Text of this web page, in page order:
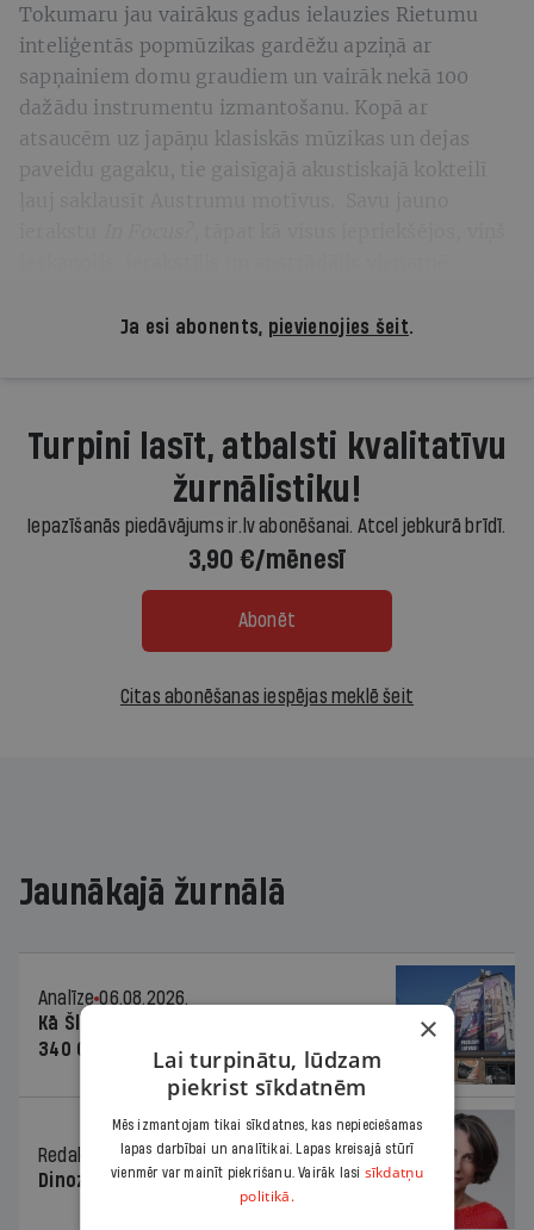
Tokumaru jau vairākus gadus ielauzies Rietumu
inteliģentās popmūzikas gardēžu apziņā ar
sapņainiem domu graudiem un vairāk nekā 100
dažādu instrumentu izmantošanu. Kopā ar
atsaucēm uz japāņu klasiskās mūzikas un dejas
paveidu gagaku, tie gaisīgajā akustiskajā kokteilī
Ja esi abonents, pievienojies šeit.
Turpini lasīt, atbalsti kvalitatīvu
žurnālistiku!
Iepazīšanās piedāvājums ir.lv abonēšanai. Atcel jebkurā brīdī.
3,90 €/mēnesī
Abonēt
Citas abonēšanas iespējas meklē šeit
Jaunākajā žurnālā
Analīze 06.08.2026.
Kā Šlesera partija palika nesodīta par
340 000 vērtu reklāmas kampaņu
Redaktores sleja 06.08.2026.
Dinozaura triks
×
Lai turpinātu, lūdzam
piekrist sīkdatnēm
Mēs izmantojam tikai sīkdatnes, kas nepieciešamas
lapas darbībai un analītikai. Lapas kreisajā stūrī
vienmēr var mainīt piekrišanu. Vairāk lasi sīkdatņu
politikā.